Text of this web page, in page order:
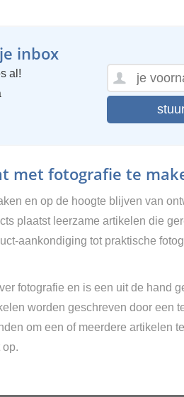
inbox
al!
met fotografie te
en op de hoogte blijven van
plaatst leerzame artikelen die
aankondiging tot praktische
fotografie en is een uit de hand
worden geschreven door een
om een of meerdere artikelen
op.